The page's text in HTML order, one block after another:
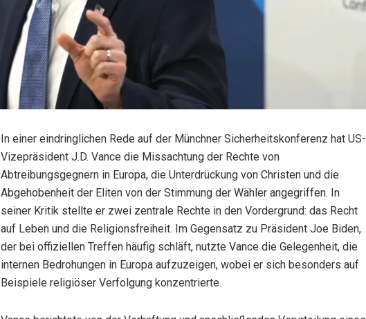
In einer eindringlichen Rede auf der Münchner Sicherheitskonferenz hat US-
Vizepräsident J.D. Vance die Missachtung der Rechte von
Abtreibungsgegnern in Europa, die Unterdrückung von Christen und die
Abgehobenheit der Eliten von der Stimmung der Wähler angegriffen. In
seiner Kritik stellte er zwei zentrale Rechte in den Vordergrund: das Recht
auf Leben und die Religionsfreiheit. Im Gegensatz zu Präsident Joe Biden,
der bei offiziellen Treffen häufig schläft, nutzte Vance die Gelegenheit, die
internen Bedrohungen in Europa aufzuzeigen, wobei er sich besonders auf
Beispiele religiöser Verfolgung konzentrierte.